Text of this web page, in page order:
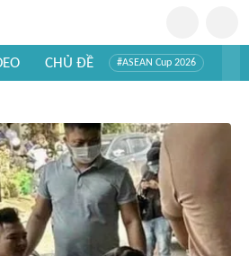
CHỦ ĐỀ #ASEAN Cup 2026